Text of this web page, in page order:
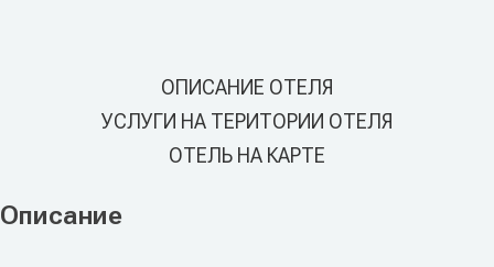
ОПИСАНИЕ ОТЕЛЯ
УСЛУГИ НА ТЕРИТОРИИ ОТЕЛЯ
ОТЕЛЬ НА КАРТЕ
Описание